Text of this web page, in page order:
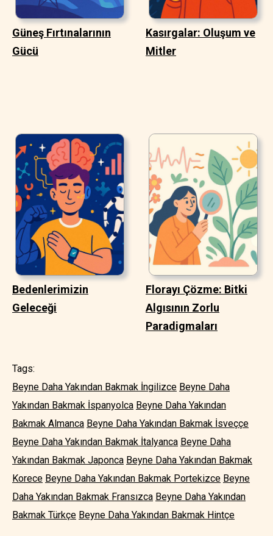
Güneş Fırtınalarının
Gücü
Kasırgalar: Oluşum ve
Mitler
Bedenlerimizin
Geleceği
Florayı Çözme: Bitki
Algısının Zorlu
Paradigmaları
Tags:
Beyne Daha Yakından Bakmak İngilizce Beyne Daha
Yakından Bakmak İspanyolca Beyne Daha Yakından
Bakmak Almanca Beyne Daha Yakından Bakmak İsveççe
Beyne Daha Yakından Bakmak İtalyanca Beyne Daha
Yakından Bakmak Japonca Beyne Daha Yakından Bakmak
Korece Beyne Daha Yakından Bakmak Portekizce Beyne
Daha Yakından Bakmak Fransızca Beyne Daha Yakından
Bakmak Türkçe Beyne Daha Yakından Bakmak Hintçe